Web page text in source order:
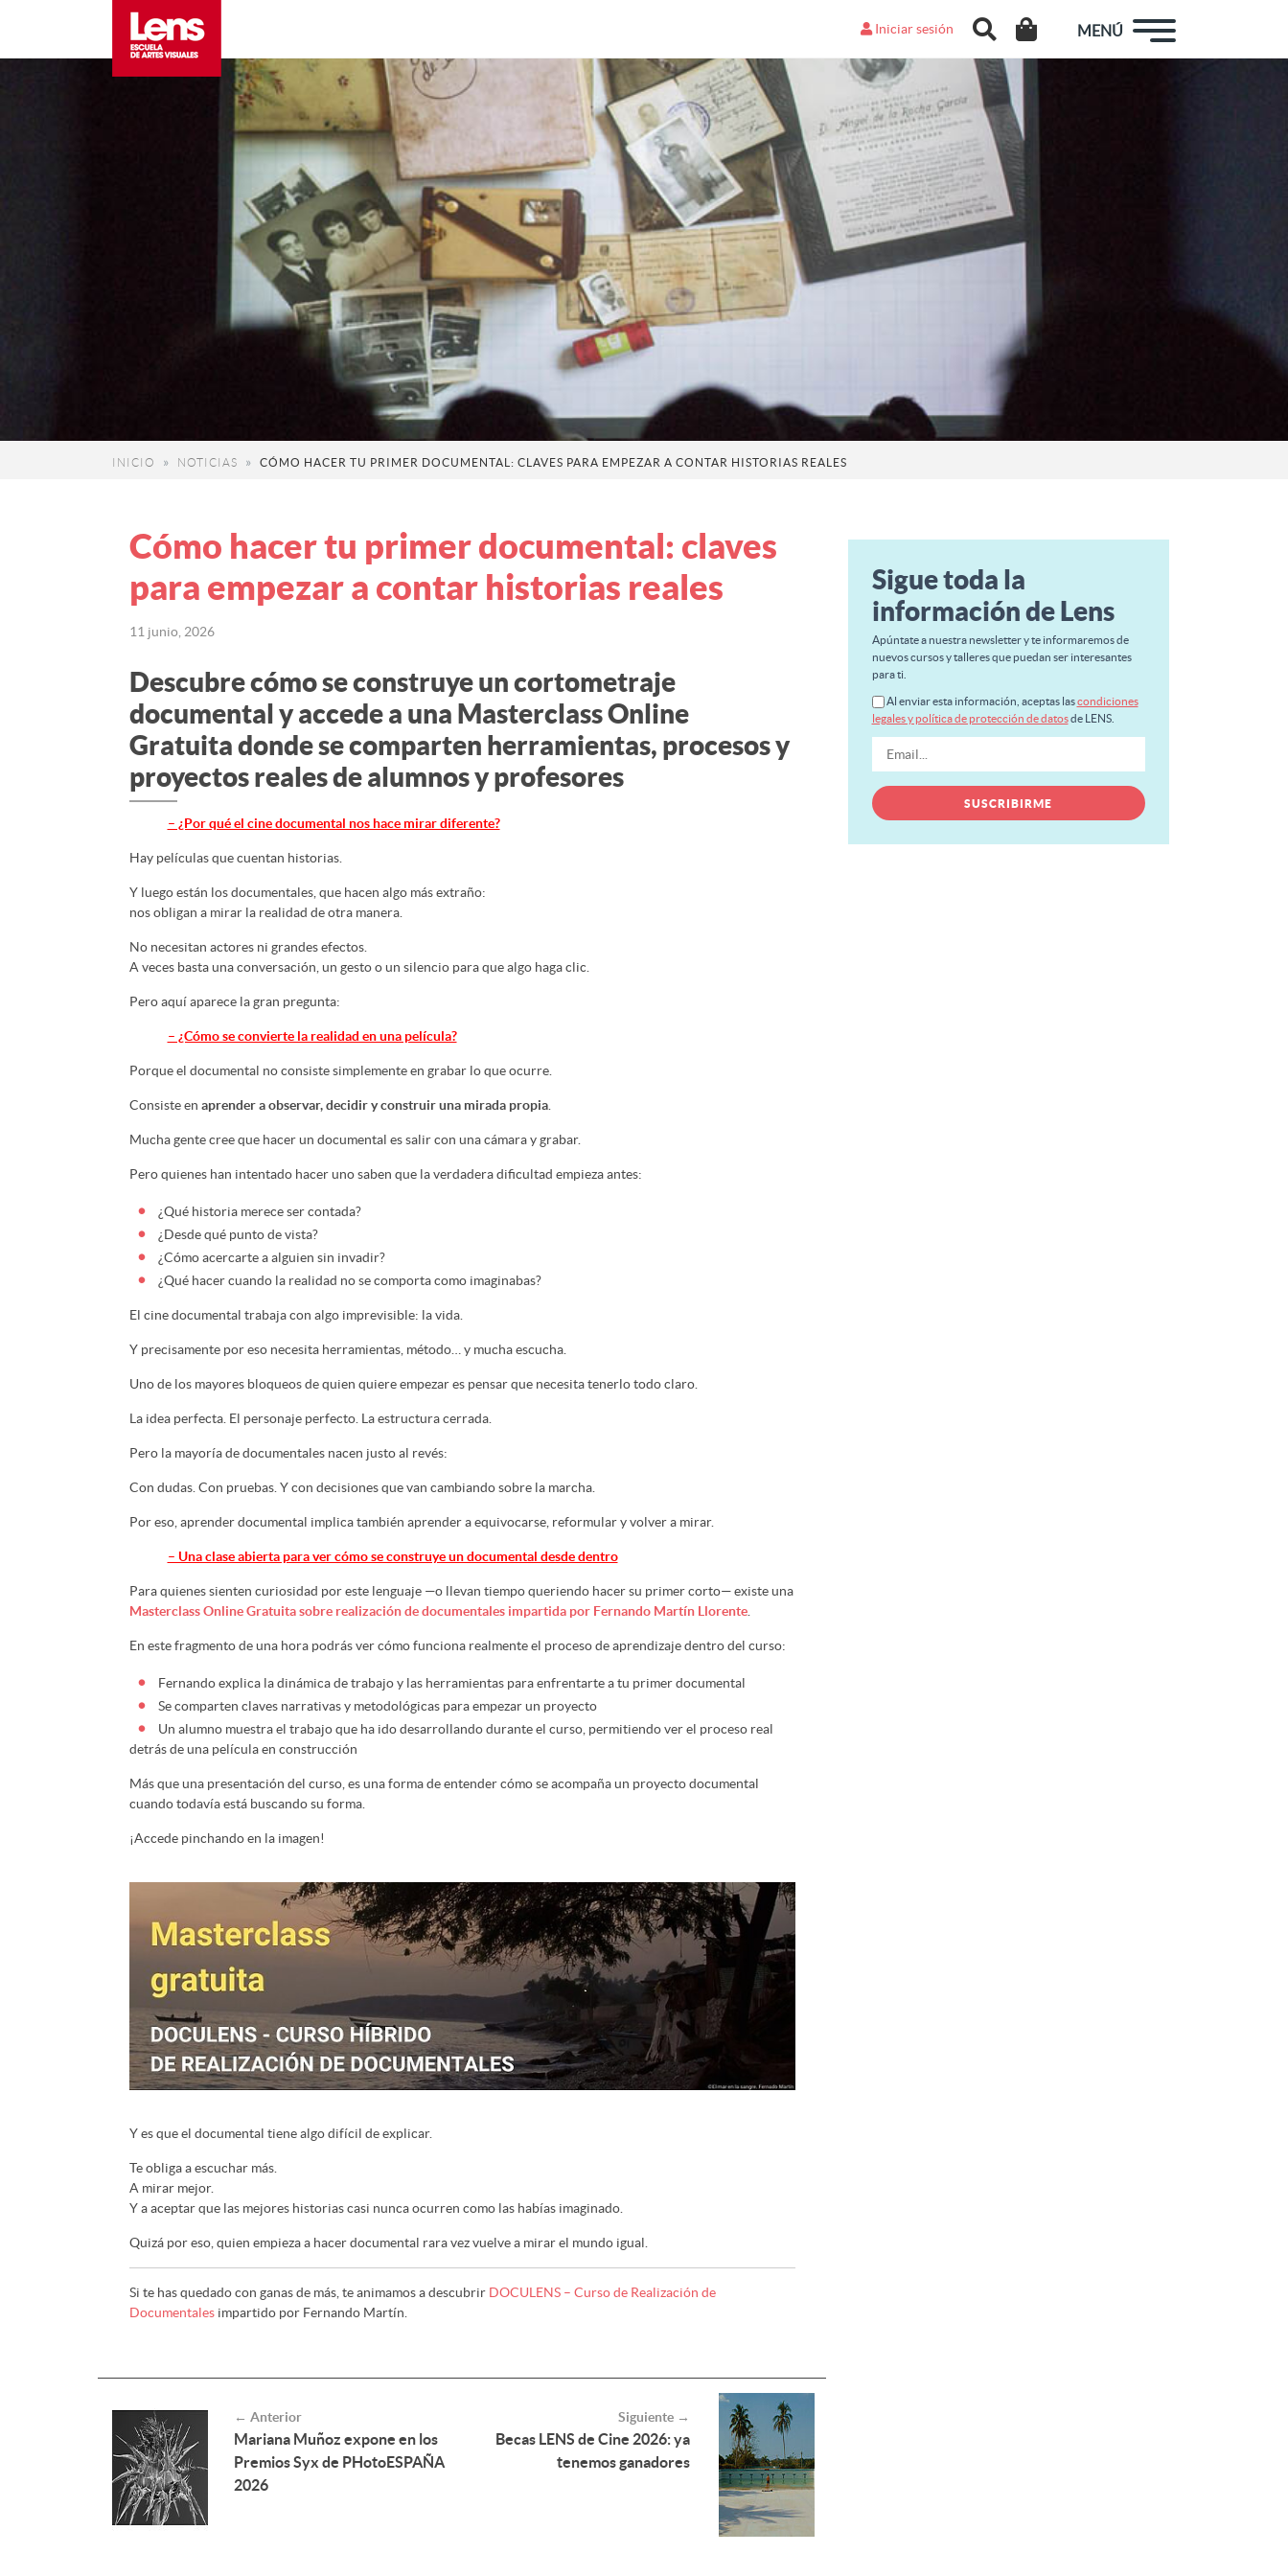
Iniciar sesión MENÚ
INICIO NOTICIAS CÓMO HACER TU PRIMER DOCUMENTAL: CLAVES PARA EMPEZAR A CONTAR HISTORIAS REALES
Cómo hacer tu primer documental: claves
para empezar a contar historias reales
11 junio, 2026
Descubre cómo se construye un cortometraje
documental y accede a una Masterclass Online
Gratuita donde se comparten herramientas, procesos y
proyectos reales de alumnos y profesores
– ¿Por qué el cine documental nos hace mirar diferente?
Hay películas que cuentan historias.
Y luego están los documentales, que hacen algo más extraño:
nos obligan a mirar la realidad de otra manera.
No necesitan actores ni grandes efectos.
A veces basta una conversación, un gesto o un silencio para que algo haga clic.
Pero aquí aparece la gran pregunta:
– ¿Cómo se convierte la realidad en una película?
Porque el documental no consiste simplemente en grabar lo que ocurre.
Consiste en aprender a observar, decidir y construir una mirada propia.
Mucha gente cree que hacer un documental es salir con una cámara y grabar.
Pero quienes han intentado hacer uno saben que la verdadera dificultad empieza antes:
¿Qué historia merece ser contada?
¿Desde qué punto de vista?
¿Cómo acercarte a alguien sin invadir?
¿Qué hacer cuando la realidad no se comporta como imaginabas?
El cine documental trabaja con algo imprevisible: la vida.
Y precisamente por eso necesita herramientas, método… y mucha escucha.
Uno de los mayores bloqueos de quien quiere empezar es pensar que necesita tenerlo todo claro.
La idea perfecta. El personaje perfecto. La estructura cerrada.
Pero la mayoría de documentales nacen justo al revés:
Con dudas. Con pruebas. Y con decisiones que van cambiando sobre la marcha.
Por eso, aprender documental implica también aprender a equivocarse, reformular y volver a mirar.
– Una clase abierta para ver cómo se construye un documental desde dentro
Para quienes sienten curiosidad por este lenguaje —o llevan tiempo queriendo hacer su primer corto— existe una
Masterclass Online Gratuita sobre realización de documentales impartida por Fernando Martín Llorente.
En este fragmento de una hora podrás ver cómo funciona realmente el proceso de aprendizaje dentro del curso:
Fernando explica la dinámica de trabajo y las herramientas para enfrentarte a tu primer documental
Se comparten claves narrativas y metodológicas para empezar un proyecto
Un alumno muestra el trabajo que ha ido desarrollando durante el curso, permitiendo ver el proceso real
detrás de una película en construcción
Más que una presentación del curso, es una forma de entender cómo se acompaña un proyecto documental
cuando todavía está buscando su forma.
¡Accede pinchando en la imagen!
Y es que el documental tiene algo difícil de explicar.
Te obliga a escuchar más.
A mirar mejor.
Y a aceptar que las mejores historias casi nunca ocurren como las habías imaginado.
Quizá por eso, quien empieza a hacer documental rara vez vuelve a mirar el mundo igual.
Si te has quedado con ganas de más, te animamos a descubrir DOCULENS – Curso de Realización de
Documentalesimpartido por Fernando Martín.
Sigue toda la
información de Lens
Apúntate a nuestra newsletter y te informaremos de
nuevos cursos y talleres que puedan ser interesantes
para ti.
Al enviar esta información, aceptas lascondiciones
legales y política de protección de datosde LENS.
← Anterior
Mariana Muñoz expone en los
Premios Syx de PHotoESPAÑA
2026
Siguiente →
Becas LENS de Cine 2026: ya
tenemos ganadores